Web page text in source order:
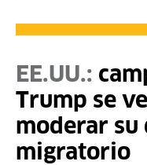
EE.UU.:
Trump se
moderar su
migratorio